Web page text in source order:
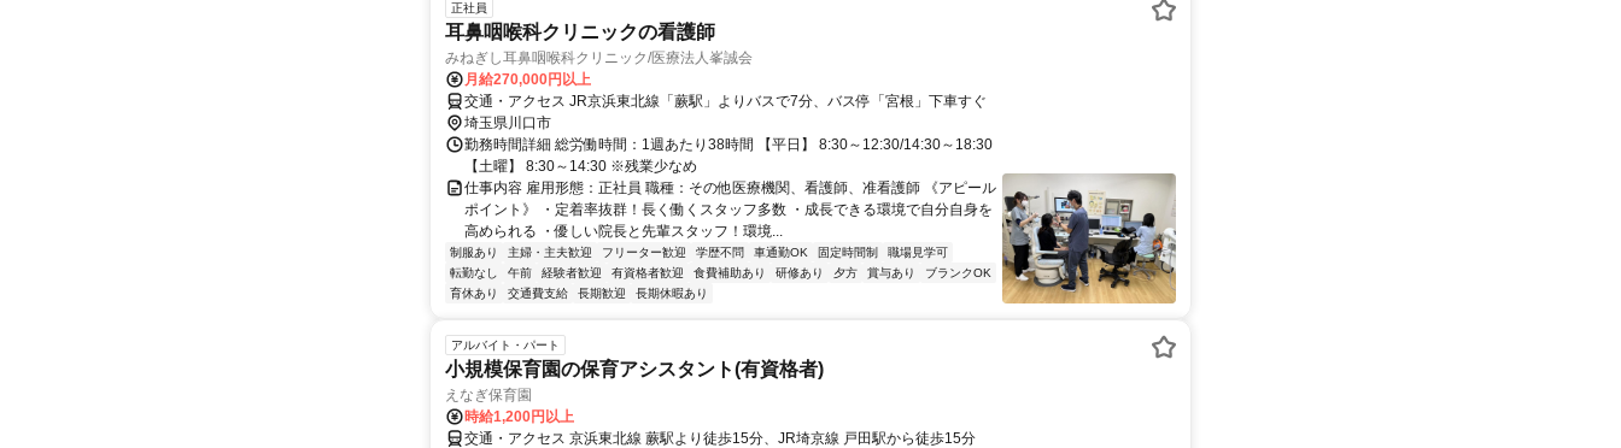
正社員
耳鼻咽喉科クリニックの看護師
みねぎし耳鼻咽喉科クリニック/医療法人峯誠会
月給270,000円以上
交通・アクセス JR京浜東北線「蕨駅」よりバスで7分、バス停「宮根」下車すぐ
埼玉県川口市
勤務時間詳細 総労働時間：1週あたり38時間 【平日】 8:30～12:30/14:30～18:30
【土曜】 8:30～14:30 ※残業少なめ
仕事内容 雇用形態：正社員 職種：その他医療機関、看護師、准看護師 《アピール
ポイント》 ・定着率抜群！長く働くスタッフ多数 ・成長できる環境で自分自身を
高められる ・優しい院長と先輩スタッフ！環境...
制服あり 主婦・主夫歓迎 フリーター歓迎 学歴不問 車通勤OK 固定時間制
職場見学可
転勤なし
午前 経験者歓迎 有資格者歓迎 食費補助あり 研修あり 夕方 賞与あり
ブランクOK
育休あり
交通費支給 長期歓迎 長期休暇あり
アルバイト・パート
小規模保育園の保育アシスタント(有資格者)
えなぎ保育園
時給1,200円以上
交通・アクセス 京浜東北線 蕨駅より徒歩15分、JR埼京線 戸田駅から徒歩15分